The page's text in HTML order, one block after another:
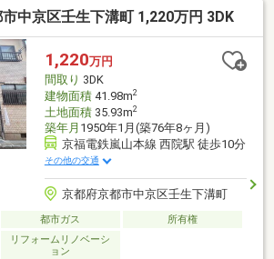
中京区壬生下溝町 1,220万円 3DK
1,220万円
間取り 3DK
建物面積41.98m2
土地面積35.93m2
築年月 1950年1月(築76年8ヶ月)
京福電鉄嵐山本線 西院駅 徒歩10分
その他の交通
京都府京都市中京区壬生下溝町
都市ガス 所有権
リフォームリノベーシ
ョン